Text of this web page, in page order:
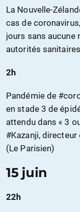
La Nouvelle-
cas de
jours sans aucune
autorités
2h
Pandémie de
en stade 3 de
attendu dans « 3
#Kazanji, directeur
(Le Parisien)
15 juin
22h